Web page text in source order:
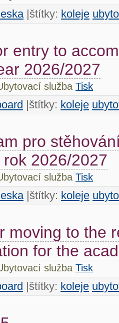
|štítky: koleje
entry to
2026/2027
služba Tisk
|štítky: koleje
pro
2026/2027
služba Tisk
|štítky: koleje
moving to the
for the
služba Tisk
|štítky: koleje